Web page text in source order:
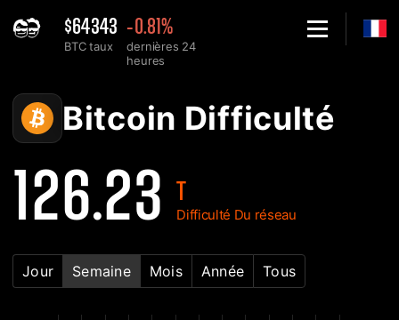
$64343
BTC taux
-0.81%
dernières 24
heures
Graphique de difficulté du réseau Bitcoin BTC - 2Miners
Bitcoin Difficulté
126.23T
Difficulté Du réseau
Jour Semaine Mois Année Tous